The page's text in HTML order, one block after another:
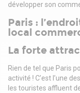
développer son
Paris :
local
La forte
Rien de tel que Paris
activité ! C’est l’une
les touristes affluent